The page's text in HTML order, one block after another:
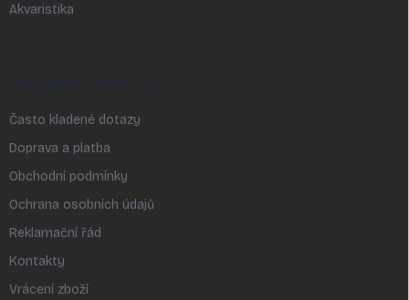
Akvaristika
Často kladené dotazy
Doprava a platba
Obchodní podmínky
Ochrana osobních údajů
Reklamační řád
Kontakty
Vrácení zboží